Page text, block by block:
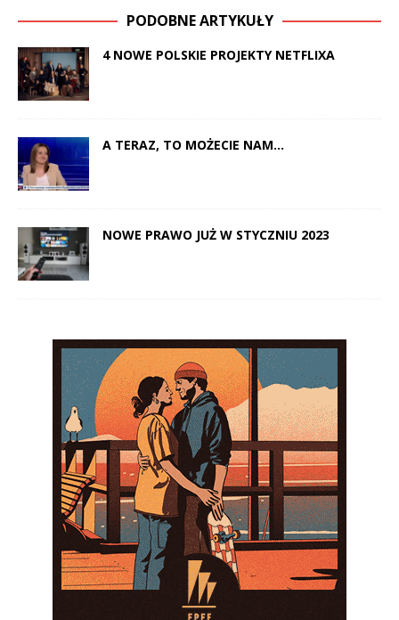
PODOBNE ARTYKUŁY
4 NOWE POLSKIE PROJEKTY NETFLIXA
A TERAZ, TO MOŻECIE NAM…
NOWE PRAWO JUŻ W STYCZNIU 2023